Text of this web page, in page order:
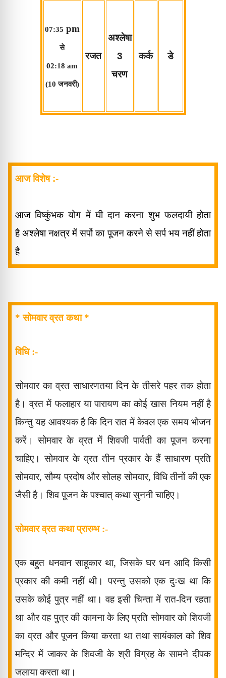
07:35 pm
से
02:18 am
(10जनवरी)
रजत
अश्लेषा
3
चरण
कर्क डे
आज विशेष:-
आज विष्कुंभक योग में घी दान करना शुभ फलदायी होता
है अश्लेषा नक्षत्र में सर्पो का पूजन करने से सर्प भय नहीं होता
है
* सोमवार व्रत कथा *
विधि :-
सोमवार का व्रत साधारणतया दिन के तीसरे पहर तक होता
है। व्रत में फलाहार या पारायण का कोई खास नियम नहीं है
किन्तु यह आवश्यक है कि दिन रात में केवल एक समय भोजन
करें। सोमवार के व्रत में शिवजी पार्वती का पूजन करना
चाहिए। सोमवार के व्रत तीन प्रकार के हैं साधारण प्रति
सोमवार,सौम्य प्रदोष और सोलह सोमवार,विधि तीनों की एक
जैसी है। शिव पूजन के पश्चात् कथा सुननी चाहिए।
सोमवार व्रत कथा प्रारम्भ :-
एक बहुत धनवान साहूकार था,जिसके घर धन आदि किसी
प्रकार की कमी नहीं थी। परन्तु उसको एक दुःख था कि
उसके कोई पुत्र नहीं था। वह इसी चिन्ता में रात-दिन रहता
था और वह पुत्र की कामना के लिए प्रति सोमवार को शिवजी
का व्रत और पूजन किया करता था तथा सायंकाल को शिव
मन्दिर में जाकर के शिवजी के श्री विग्रह के सामने दीपक
जलाया करता था।